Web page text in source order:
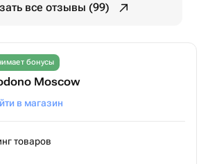
все отзывы (99)
бонусы
Moscow
в магазин
товаров